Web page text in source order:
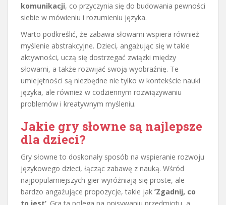
komunikacji, co przyczynia się do budowania pewności
siebie w mówieniu i rozumieniu języka.
Warto podkreślić, że zabawa słowami wspiera również
myślenie abstrakcyjne. Dzieci, angażując się w takie
aktywności, uczą się dostrzegać związki między
słowami, a także rozwijać swoją wyobraźnię. Te
umiejętności są niezbędne nie tylko w kontekście nauki
języka, ale również w codziennym rozwiązywaniu
problemów i kreatywnym myśleniu.
Jakie gry słowne są najlepsze
dla dzieci?
Gry słowne to doskonały sposób na wspieranie rozwoju
językowego dzieci, łącząc zabawę z nauką. Wśród
najpopularniejszych gier wyróżniają się proste, ale
bardzo angażujące propozycje, takie jak ’Zgadnij, co
to jest’. Gra ta polega na opisywaniu przedmiotu, a